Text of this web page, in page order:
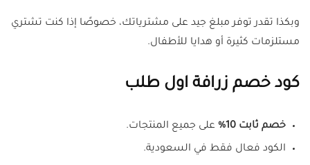
وبكذا تقدر توفر مبلغ جيد على مشترياتك، خصوصًا إذا كنت تشتري
مستلزمات كثيرة أو هدايا للأطفال.
كود خصم زرافة اول طلب
خصم ثابت 10% على جميع المنتجات.
الكود فعال فقط في السعودية.